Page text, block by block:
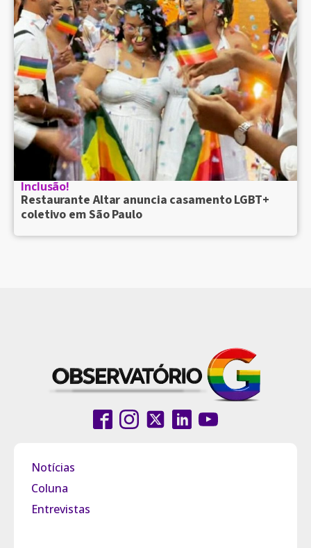
Inclusão!
Restaurante Altar anuncia casamento LGBT+
coletivo em São Paulo
Notícias
Coluna
Entrevistas